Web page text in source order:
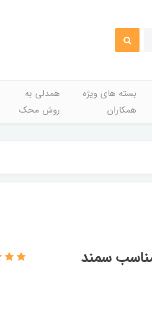
بسته های ویژه
همکاران
همدلی به
روش محک